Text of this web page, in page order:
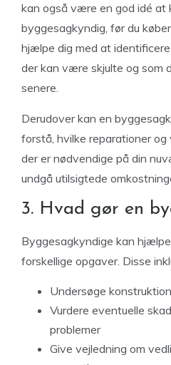
kan også være en god idé at
byggesagkyndig, før du
hjælpe dig med at
der kan være skjulte og som
senere.
Derudover kan en
forstå, hvilke reparationer og
der er nødvendige på din
undgå utilsigtede
3. Hvad gør en
Byggesagkyndige kan
forskellige opgaver. Disse
Undersøge
Vurdere eventuelle
problemer
Give vejledning om